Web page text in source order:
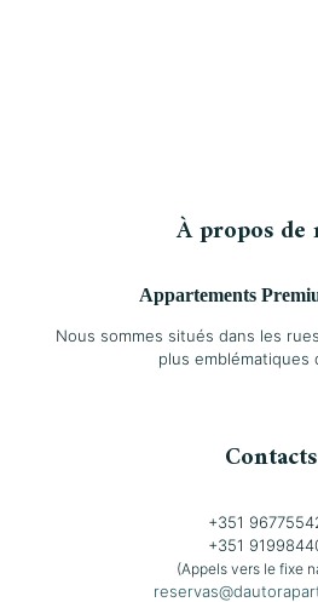
À propos de
Appartements
Nous sommes situés dans les
plus emblématiques
Contacts
+351
+351
(Appels vers le fixe